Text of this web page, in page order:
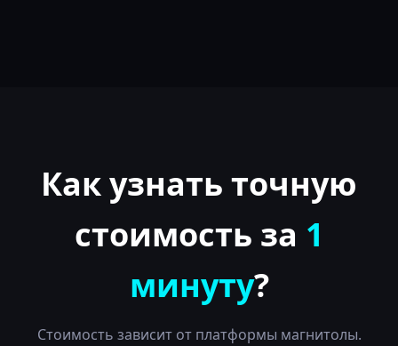
Как узнать точную
стоимость за 1
минуту?
Стоимость зависит от платформы магнитолы.